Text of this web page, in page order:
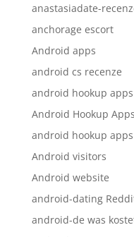
anastasiadate-
anchorage escort
Android apps
android cs recenze
android hookup
Android Hookup
android hookup
Android visitors
Android website
android-dating
android-de was